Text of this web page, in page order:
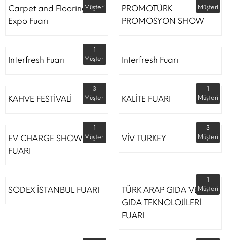
Carpet and Flooring
Expo Fuarı
Müşteri
PROMOTÜRK
PROMOSYON SHOW
Müşteri
Interfresh Fuarı
1
Müşteri
Interfresh Fuarı
KAHVE FESTİVALİ
3
Müşteri
KALİTE FUARI
1
Müşteri
EV CHARGE SHOW
FUARI
1
Müşteri
VİV TURKEY
3
Müşteri
SODEX İSTANBUL FUARI
TÜRK ARAP GIDA VE
GIDA TEKNOLOJİLERİ
FUARI
1
Müşteri